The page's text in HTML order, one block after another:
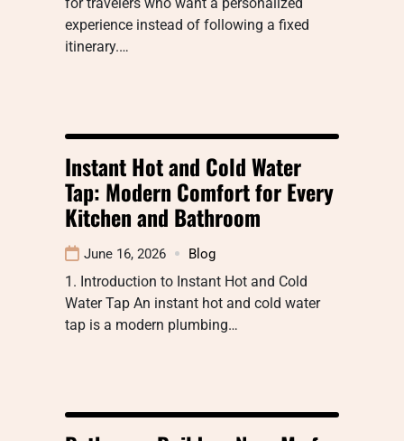
experience instead of following a fixed
itinerary.…
Instant Hot and Cold Water
Tap: Modern Comfort for Every
Kitchen and Bathroom
June 16, 2026 Blog
1. Introduction to Instant Hot and Cold
Water Tap An instant hot and cold water
tap is a modern plumbing…